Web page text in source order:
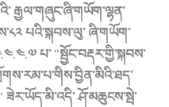
རྒྱལ་གཞུང་ཞི་གཡོག་ལྷན་
པའི་སྐབས་ལུ་ ཞི་གཡོག་
པ་ “སྦྱོང་བརྡར་གྱི་སྐབས་
ཤོ་མཆུངས་སྦེ་